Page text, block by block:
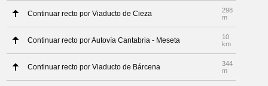
Continuar recto por Viaducto de Cieza
298
m
Continuar recto por Autovía Cantabria - Meseta
10
km
Continuar recto por Viaducto de Bárcena
344
m